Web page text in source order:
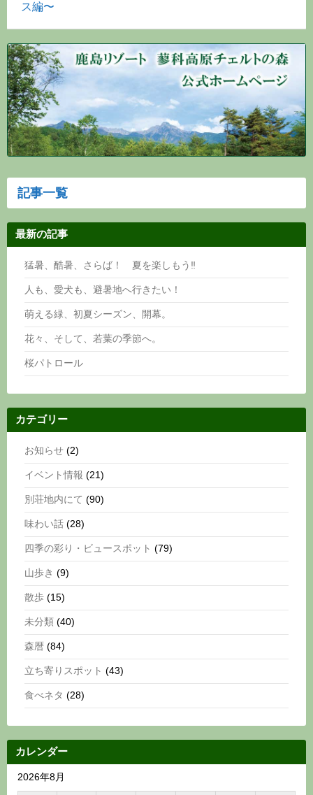
ス編〜
記事一覧
最新の記事
猛暑、酷暑、さらば！ 夏を楽しもう‼
人も、愛犬も、避暑地へ行きたい！
萌える緑、初夏シーズン、開幕。
花々、そして、若葉の季節へ。
桜パトロール
カテゴリー
お知らせ (2)
イベント情報 (21)
別荘地内にて (90)
味わい話 (28)
四季の彩り・ビュースポット (79)
山歩き (9)
散歩 (15)
未分類 (40)
森暦 (84)
立ち寄りスポット (43)
食べネタ (28)
カレンダー
2026年8月